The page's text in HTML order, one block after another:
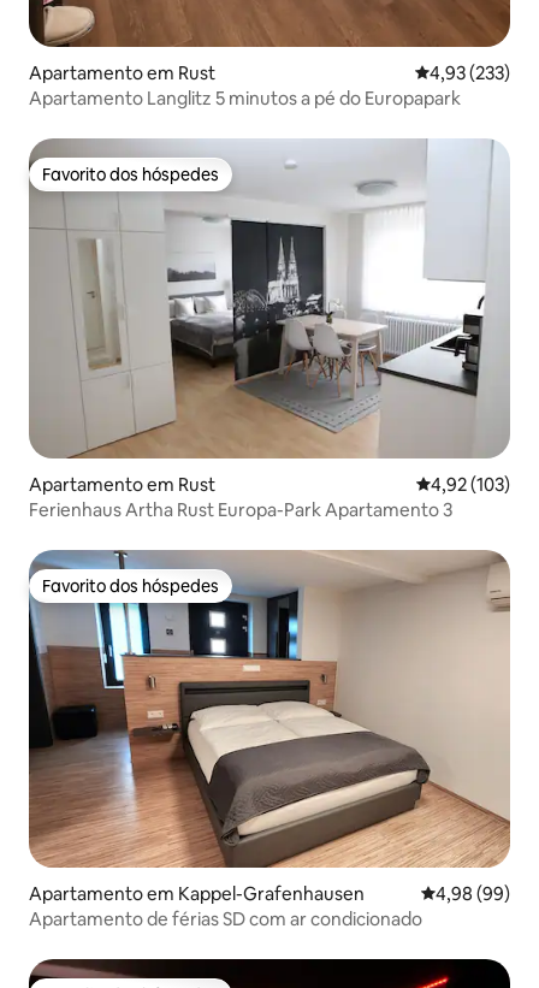
Apartamento em Rust Classificação
4,93 (233)
Apartamento Langlitz 5 minutos a pé do Europapark
Favorito dos hóspedes
Favorito dos hóspedes
Apartamento em Rust Classificação
4,92 (103)
Ferienhaus Artha Rust Europa-Park Apartamento 3
Favorito dos hóspedes
Favorito dos hóspedes
Apartamento em Kappel-Grafenhausen Classificação
4,98 (99)
Apartamento de férias SD com ar condicionado